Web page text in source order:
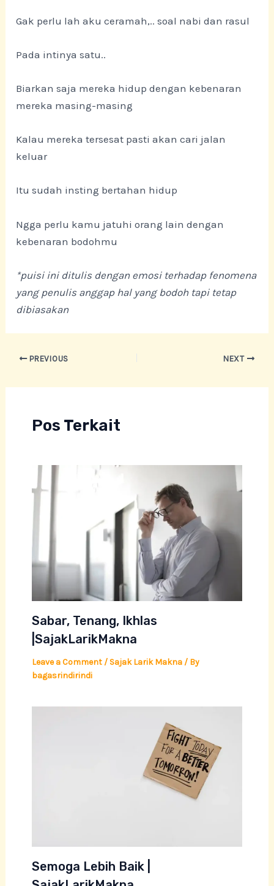
Gak perlu lah aku ceramah,.. soal nabi dan rasul
Pada intinya satu..
Biarkan saja mereka hidup dengan kebenaran
mereka masing-masing
Kalau mereka tersesat pasti akan cari jalan
keluar
Itu sudah insting bertahan hidup
Ngga perlu kamu jatuhi orang lain dengan
kebenaran bodohmu
*puisi ini ditulis dengan emosi terhadap fenomena
yang penulis anggap hal yang bodoh tapi tetap
dibiasakan
Post PREVIOUS NEXT
Pos Terkait
Sabar, Tenang, Ikhlas
|SajakLarikMakna
Leave a Comment / Sajak Larik Makna/ By
bagasrindirindi
Semoga Lebih Baik |